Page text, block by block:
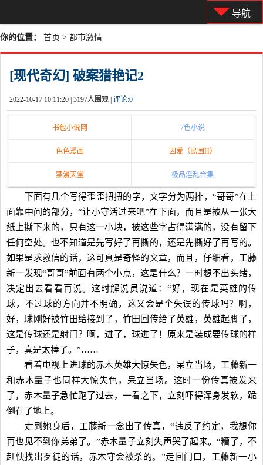
导航
你的位置： 首页 > 都市激情
[现代奇幻] 破案猎艳记2
2022-10-17 10:11:20 | 3197人围观 | 评论:0
书包小说网 7色小说
色色漫画 囚爱（民国H）
禁漫天堂 极品淫乱合集
下面有几个写得歪歪扭扭的字，文字分为两排，“哥哥”在上
面靠中间的部分，“让小守活过来吧”在下面，而且是被从一张大
纸上撕下来的，只有这一小块，被这些字占得满满的，没有留下
任何空处。也不知道是先写好了再撕的，还是先撕好了再写的。
如果是求救信的话，这可真是奇怪的文章，而且，仔细看，工藤
新一发现“哥哥”前面有两个小点，这是什么？一时想不出头绪，
决定出去看看再说。这时解说员说道：“好，现在是英雄的传
球，不过球的方向并不明确，这又会是个失误的传球吗？啊，
好，球刚好被竹田给接到了，竹田回传给了英雄，英雄起脚了，
这是传球还是射门？啊，进了，球进了！原来是装成要传球的样
子，真是太棒了。”……
看着电视上进球的赤木英雄大惊失色，呆立当场，工藤新一
和赤木量子也同样大惊失色，呆立当场。这时一份传真被发来
了，赤木量子急忙跑了过去，一看之下，立刻吓得浑身发软，跪
倒在了地上。
走到她身后，工藤新一念出了传真，“违反了约定，我想你
再也见不到你弟弟了。”赤木量子立刻失声哭了起来。“糟了，不
赶快找出歹徒的话，赤木守会被杀的。”走回门口，工藤新一小